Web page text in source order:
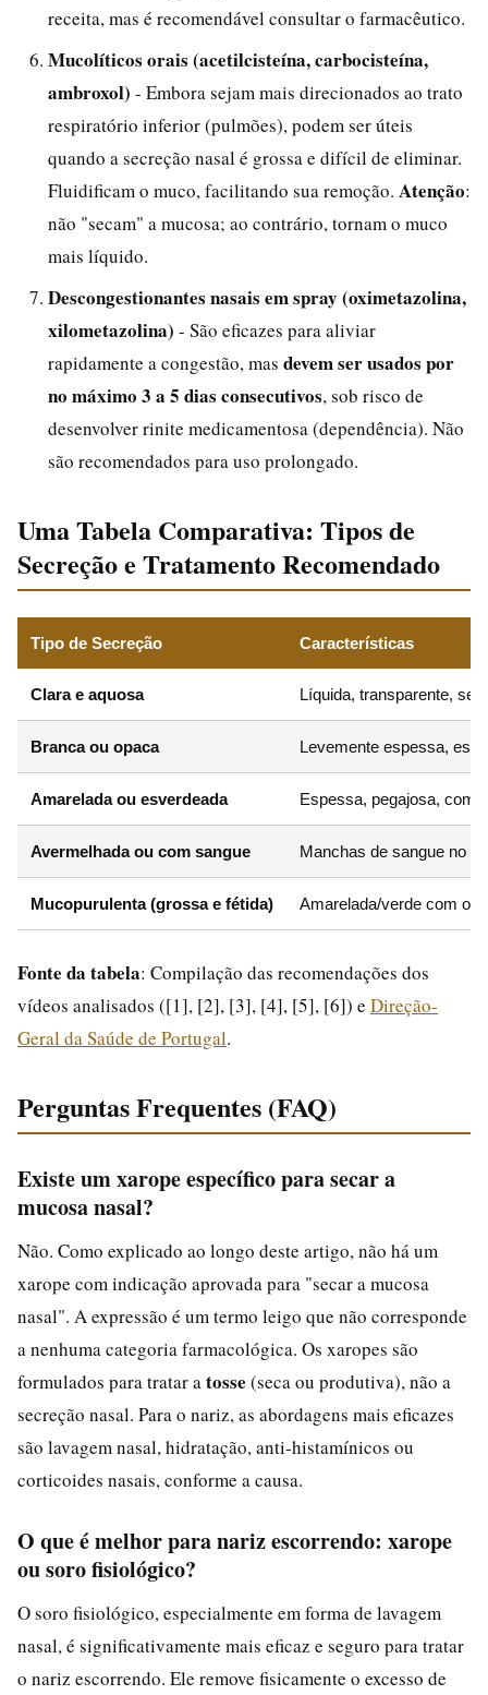
receita, mas é recomendável consultar o farmacêutico.
Mucolíticos orais (acetilcisteína, carbocisteína,
ambroxol) - Embora sejam mais direcionados ao trato
respiratório inferior (pulmões), podem ser úteis
quando a secreção nasal é grossa e difícil de eliminar.
Fluidificam o muco, facilitando sua remoção. Atenção:
não "secam" a mucosa; ao contrário, tornam o muco
mais líquido.
Descongestionantes nasais em spray (oximetazolina,
xilometazolina) - São eficazes para aliviar
rapidamente a congestão, mas devem ser usados por
no máximo 3 a 5 dias consecutivos, sob risco de
desenvolver rinite medicamentosa (dependência). Não
são recomendados para uso prolongado.
Uma Tabela Comparativa: Tipos de
Secreção e Tratamento Recomendado
Tipo de Secreção Características
Clara e aquosa Líquida, transparente,
Branca ou opaca Levemente espessa,
Amarelada ou esverdeada Espessa, pegajosa, com
Avermelhada ou com sangue Manchas de sangue no
Mucopurulenta (grossa e fétida) Amarelada/verde com
Fonte da tabela: Compilação das recomendações dos
vídeos analisados ([1], [2], [3], [4], [5], [6]) e Direção-
Geral da Saúde de Portugal.
Perguntas Frequentes (FAQ)
Existe um xarope específico para secar a
mucosa nasal?
Não. Como explicado ao longo deste artigo, não há um
xarope com indicação aprovada para "secar a mucosa
nasal". A expressão é um termo leigo que não corresponde
a nenhuma categoria farmacológica. Os xaropes são
formulados para tratar a tosse (seca ou produtiva), não a
secreção nasal. Para o nariz, as abordagens mais eficazes
são lavagem nasal, hidratação, anti-histamínicos ou
corticoides nasais, conforme a causa.
O que é melhor para nariz escorrendo: xarope
ou soro fisiológico?
O soro fisiológico, especialmente em forma de lavagem
nasal, é significativamente mais eficaz e seguro para tratar
o nariz escorrendo. Ele remove fisicamente o excesso de